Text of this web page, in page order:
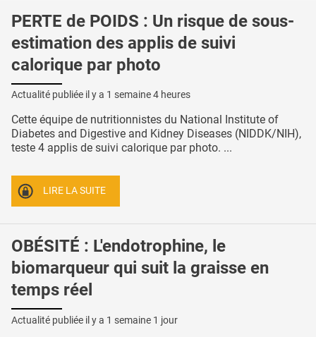
PERTE de POIDS : Un risque de sous-
estimation des applis de suivi
calorique par photo
Actualité publiée il y a 1 semaine 4 heures
Cette équipe de nutritionnistes du National Institute of
Diabetes and Digestive and Kidney Diseases (NIDDK/NIH),
teste 4 applis de suivi calorique par photo. ...
LIRE LA SUITE
OBÉSITÉ : L'endotrophine, le
biomarqueur qui suit la graisse en
temps réel
Actualité publiée il y a 1 semaine 1 jour